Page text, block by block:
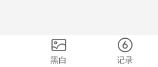
黑白 记录